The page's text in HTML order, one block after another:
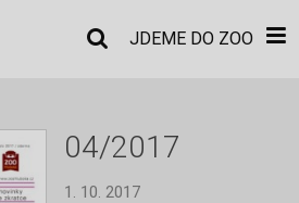
JDEME DO ZOO
04/2017
1. 10. 2017